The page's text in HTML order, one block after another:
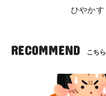
ひやか
RECOMMEND